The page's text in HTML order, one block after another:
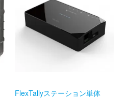
FlexTallyステーション単体